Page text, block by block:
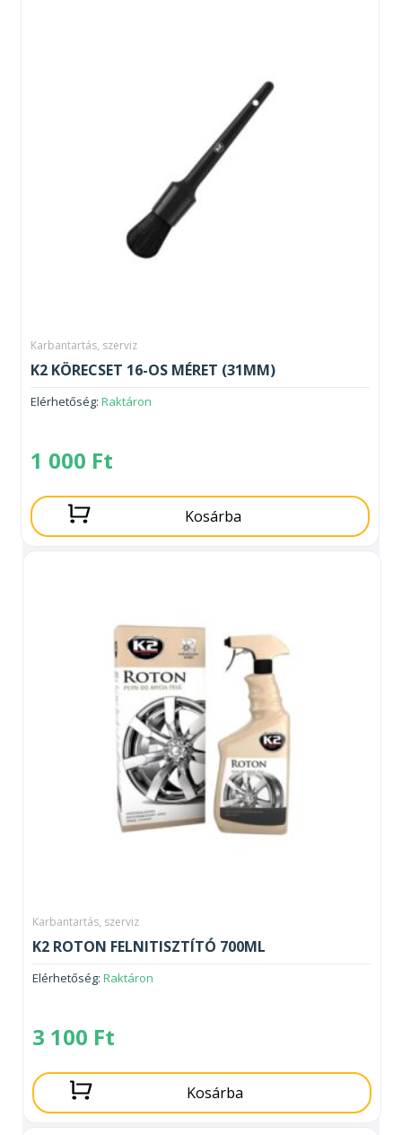
Karbantartás, szerviz
K2 KÖRECSET 16-OS MÉRET (31MM)
Elérhetőség: Raktáron
1 000 Ft
Kosárba
Karbantartás, szerviz
K2 ROTON FELNITISZTÍTÓ 700ML
Elérhetőség: Raktáron
3 100 Ft
Kosárba